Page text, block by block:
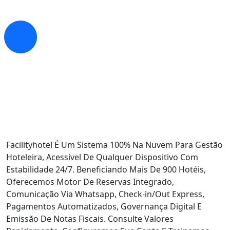
Facilityhotel É Um Sistema 100% Na Nuvem Para Gestão
Hoteleira, Acessivel De Qualquer Dispositivo Com
Estabilidade 24/7. Beneficiando Mais De 900 Hotéis,
Oferecemos Motor De Reservas Integrado,
Comunicação Via Whatsapp, Check-in/Out Express,
Pagamentos Automatizados, Governança Digital E
Emissão De Notas Fiscais. Consulte Valores